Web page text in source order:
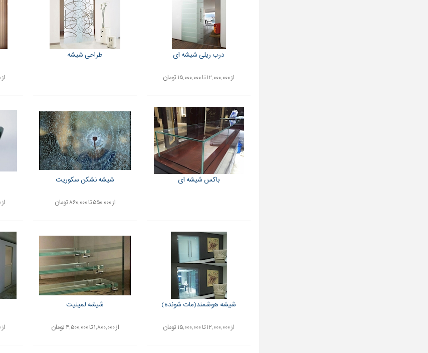
درب ریلی شیشه ای
از ۱۲,۰۰۰,۰۰۰ تا ۱۵,۰۰۰,۰۰۰ تومان
طراحی شیشه
از ۱,۲۰۰,۰۰۰ تا ۳,۰۰۰,۰۰۰ تومان
باکس شیشه ای شیشه نشکن سکوریت
از ۵۵۰,۰۰۰ تا ۸۶۰,۰۰۰ تومان از ۱,۲۰۰,۰۰۰ تا ۲,۲۰۰,۰۰۰ تومان
شیشه هوشمند(مات شونده)
از ۱۲,۰۰۰,۰۰۰ تا ۱۵,۰۰۰,۰۰۰ تومان
شیشه لمینیت
از ۱,۸۰۰,۰۰۰ تا ۴,۵۰۰,۰۰۰ تومان از ۱,۵۰۰,۰۰۰ تا ۳,۰۰۰,۰۰۰ تومان